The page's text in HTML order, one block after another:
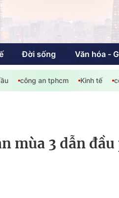
Đời sống Văn hóa -
- Giải trí
Giáo dục
công an tphcm Kinh tế
mùa 3 dẫn